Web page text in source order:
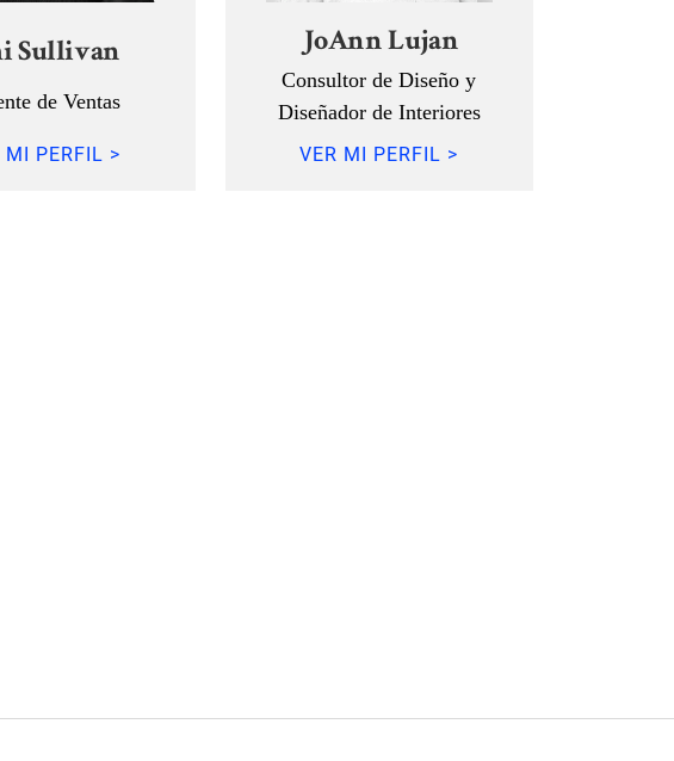
Sullivan
de Ventas
MI PERFIL >
JoAnn Lujan
Consultor de Diseño y
Diseñador de Interiores
VER MI PERFIL >